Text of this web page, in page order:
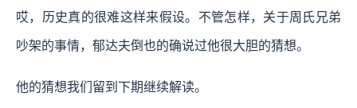
哎，历史真的很难这样来假设。不管怎样，关于周氏兄弟
吵架的事情，郁达夫倒也的确说过他很大胆的猜想。
他的猜想我们留到下期继续解读。